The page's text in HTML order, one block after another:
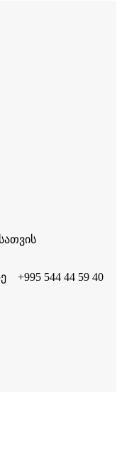
+995 544 44 59 40